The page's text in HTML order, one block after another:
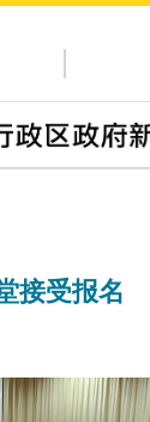
接受报名